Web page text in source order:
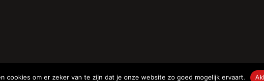
© 2026
cookies om er zeker van te zijn dat je onze website zo goed mogelijk ervaart.